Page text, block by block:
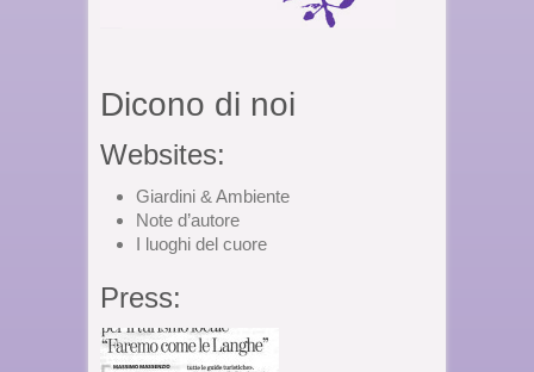
Dicono di noi
Websites:
Giardini & Ambiente
Note d’autore
I luoghi del cuore
Press: